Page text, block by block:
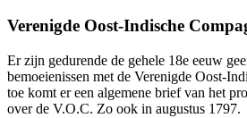
Verenigde Oost-Indische
Er zijn gedurende de gehele 18e eeuw
bemoeienissen met de Verenigde Oost-
toe komt er een algemene brief van het
over de V.O.C. Zo ook in augustus 1797.